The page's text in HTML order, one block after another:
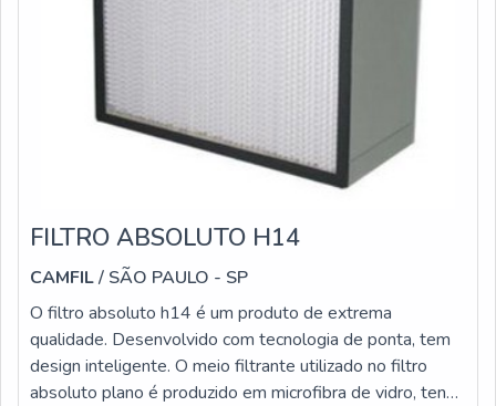
FILTRO ABSOLUTO H14
CAMFIL/ SÃO PAULO - SP
O filtro absoluto h14 é um produto de extrema
qualidade. Desenvolvido com tecnologia de ponta, tem
design inteligente. O meio filtrante utilizado no filtro
absoluto plano é produzido em microfibra de vidro, tendo